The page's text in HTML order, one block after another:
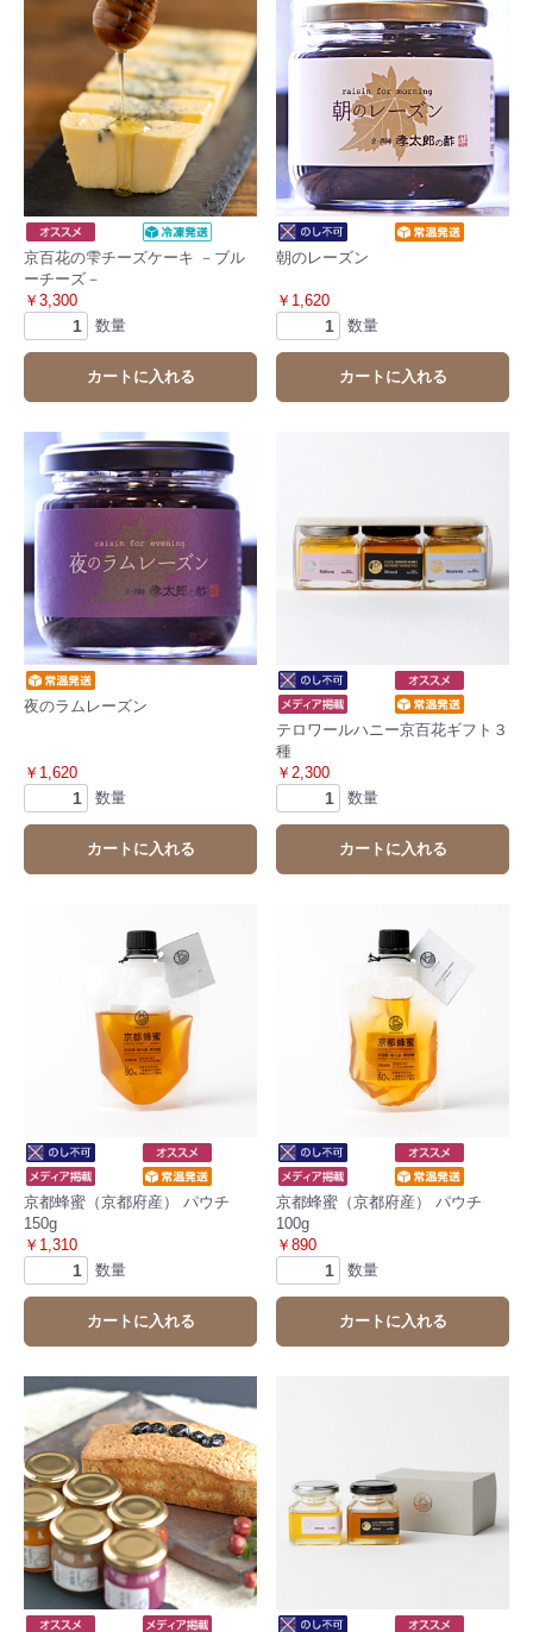
京百花の雫チーズケーキ －ブル
ーチーズ－
￥3,300
数量
カートに入れる
朝のレーズン
￥1,620
数量
カートに入れる
夜のラムレーズン
￥1,620
数量
カートに入れる
テロワールハニー京百花ギフト３
種
￥2,300
数量
カートに入れる
京都蜂蜜（京都府産） パウチ
150g
￥1,310
数量
カートに入れる
京都蜂蜜（京都府産） パウチ
100g
￥890
数量
カートに入れる